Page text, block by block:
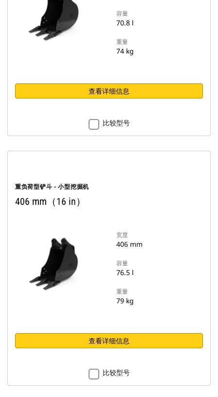
容量
70.8 l
重量
74 kg
查看详细信息
比较型号
重负荷型铲斗 - 小型挖掘机
406 mm（16 in）
宽度
406 mm
容量
76.5 l
重量
79 kg
查看详细信息
比较型号